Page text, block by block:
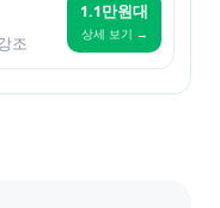
조
1.1만원대
상세 보기 →